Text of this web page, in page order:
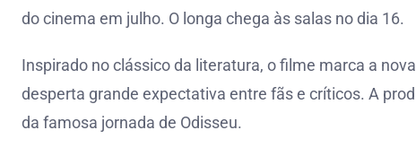
do cinema em julho. O longa chega às salas no dia 16.
Inspirado no clássico da literatura, o filme marca a
desperta grande expectativa entre fãs e críticos. A
da famosa jornada de Odisseu.